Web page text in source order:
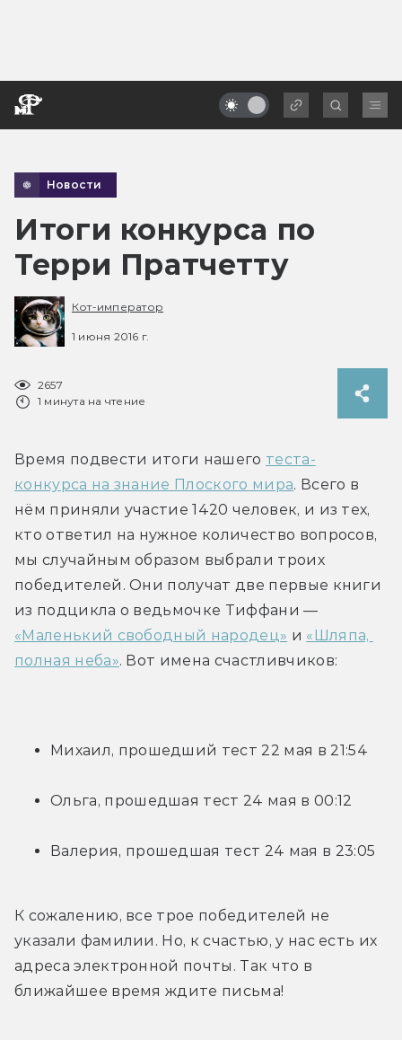
Новости
Итоги конкурса по
Терри Пратчетту
Кот-император
1 июня 2016 г.
2657
1 минута на чтение
Время подвести итоги нашего теста-
конкурса на знание Плоского мира. Всего в
нём приняли участие 1420 человек, и из тех,
кто ответил на нужное количество вопросов,
мы случайным образом выбрали троих
победителей. Они получат две первые книги
«Маленький свободный народец» и «Шляпа,
полная неба». Вот имена счастливчиков:
Михаил, прошедший тест 22 мая в 21:54
Ольга, прошедшая тест 24 мая в 00:12
Валерия, прошедшая тест 24 мая в 23:05
К сожалению, все трое победителей не
указали фамилии. Но, к счастью, у нас есть их
адреса электронной почты. Так что в
ближайшее время ждите письма!